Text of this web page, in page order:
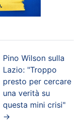
Pino Wilson sulla
Lazio: "Troppo
presto per cercare
una verità su
questa mini crisi"
→